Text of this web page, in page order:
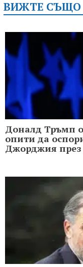
ВИЖТЕ СЪЩО
Доналд Тръмп
опити да
Джорджия през